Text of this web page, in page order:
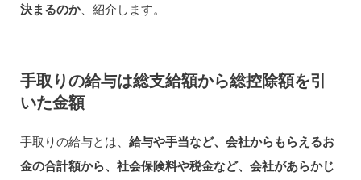
決まるのか、紹介します。
手取りの給与は総支給額から総控除額を引
いた金額
手取りの給与とは、 給与や手当など、会社からもらえるお
金の合計額から、社会保険料や税金など、会社があらかじ